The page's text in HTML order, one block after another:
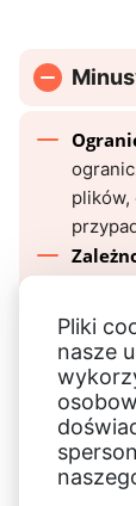
Pliki
nasze
plików,
może
offline.
Ogólnie
wydajny
PDF